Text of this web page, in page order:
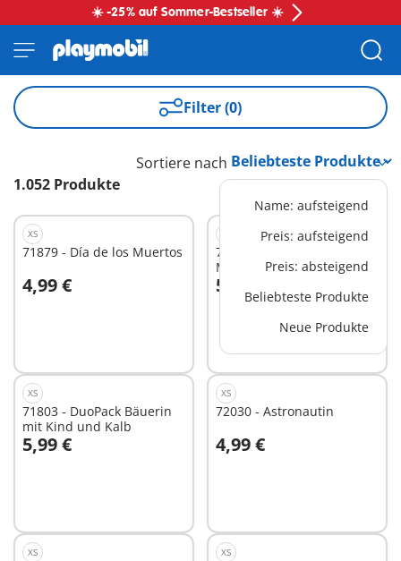
☀️ -25% auf Sommer-Bestseller ☀️
Filter (0)
1.052 Produkte
Sortiere nach
Name: aufsteigend
Preis: aufsteigend
Preis: absteigend
Beliebteste Produkte
Neue Produkte
XS
71879 - Día de los Muertos
4,99 €
In den Warenkorb
71799 - DuoPack
Meerjungfrau und
Meermann
5,99 €In den Warenkorb
XS
71803 - DuoPack Bäuerin
mit Kind und Kalb
5,99 €
In den Warenkorb
XS
72030 - Astronautin
4,99 €
In den Warenkorb
XS XS